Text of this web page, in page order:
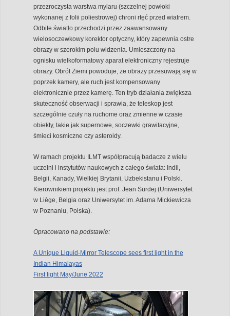
przezroczysta warstwa mylaru (szczelnej powłoki
wykonanej z folii poliestrowej) chroni rtęć przed wiatrem.
Odbite światło przechodzi przez zaawansowany
wielosoczewkowy korektor optyczny, który zapewnia ostre
obrazy w szerokim polu widzenia. Umieszczony na
ognisku wielkoformatowy aparat elektroniczny rejestruje
obrazy. Obrót Ziemi powoduje, że obrazy przesuwają się w
poprzek kamery, ale ruch jest kompensowany
elektronicznie przez kamerę. Ten tryb działania zwiększa
skuteczność obserwacji i sprawia, że teleskop jest
szczególnie czuły na ruchome oraz zmienne w czasie
obiekty, takie jak supernowe, soczewki grawitacyjne,
śmieci kosmiczne czy asteroidy.
W ramach projektu ILMT współpracują badacze z wielu
uczelni i instytutów naukowych z całego świata: Indii,
Belgii, Kanady, Wielkiej Brytanii, Uzbekistanu i Polski.
Kierownikiem projektu jest prof. Jean Surdej (Uniwersytet
w Liège, Belgia oraz Uniwersytet im. Adama Mickiewicza
w Poznaniu, Polska).
Opracowano na podstawie:
A Unique Liquid-Mirror Telescope sees first light in the
Indian Himalayas
First light May/June 2022